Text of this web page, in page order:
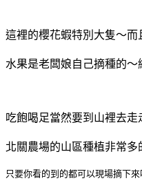
這裡的櫻花蝦特別大隻～而
水果是老闆娘自己摘種的
吃飽喝足當然要到山裡去走
北關農場的山區種植非常
只要你看的到的都可以現場摘下